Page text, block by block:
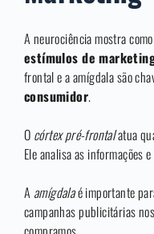
A neurociência mostra
estímulos de
frontal e a amígdala são
consumidor.
O córtex pré-frontalatua
Ele analisa as informações
A amígdalaé importante
campanhas publicitárias